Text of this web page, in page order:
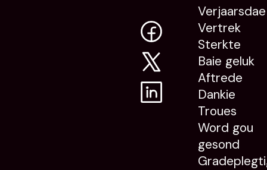
Verjaarsdae
Vertrek
Sterkte
Baie geluk
Aftrede
Dankie
Troues
Word gou
gesond